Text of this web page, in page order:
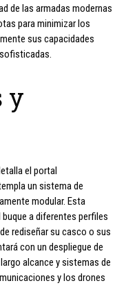
de las armadas modernas
para minimizar los
sus capacidades
y
el portal
un sistema de
modular. Esta
a diferentes perfiles
rediseñar su casco o sus
con un despliegue de
alcance y sistemas de
y los drones